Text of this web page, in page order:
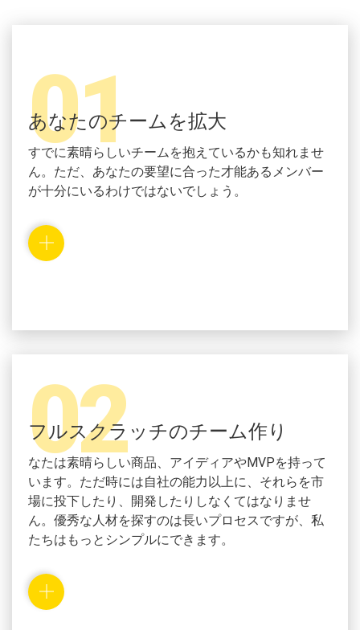
01
あなたのチームを拡大
すでに素晴らしいチームを抱えているかも知れませ
ん。ただ、あなたの要望に合った才能あるメンバー
が十分にいるわけではないでしょう。
私たちはあなたのビジネスの成長を確実にするた
め、オーダーメイドのスキルと資格を持つウクライ
ナの技術者達を雇用しています。キエフオフィス
02
フルスクラッチのチーム作り
なたは素晴らしい商品、アイディアやMVPを持って
います。ただ時には自社の能力以上に、それらを市
場に投下したり、開発したりしなくてはなりませ
ん。優秀な人材を探すのは長いプロセスですが、私
たちはもっとシンプルにできます。
お客様と協力し、それぞれのチームメンバーのプロ
フィールを作成します。そのプロフィールを元に、
素晴らしいマインドを持ったベストな人材に出会え